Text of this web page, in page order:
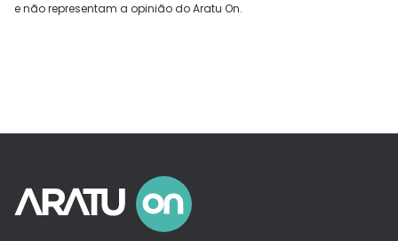
e não representam a opinião do Aratu On.